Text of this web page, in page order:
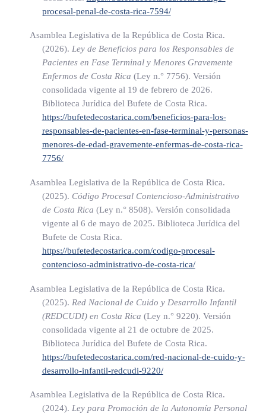
la Ley Hijos e hijas de la Patria, N° 10403 del 14 de mayo
del 2024)
l) Se destinará un cero coma setenta y ocho por ciento
(0,78%) al financiamiento, la construcción y el
equipamiento de la Torre de la Esperanza del Hospital de
Niños. Dichos fondos deberán ser utilizados,
exclusivamente, para el pago directo de las obras de
amortización, el pago de intereses y cualquier otro gasto
financiero y operacional que se genere como
consecuencia del financiamiento que se obtendrá para
construir y equipar la Torre de la Esperanza, para gastos
preoperativos y de preconstrucción, así como para los
gastos de fiscalización de la obra. Estos recursos se
girarán hasta que las obligaciones contraídas en relación
con dicho financiamiento, construcción y equipamiento
estén totalmente pagas.
Este fondo será entregado a la Caja Costarricense de Seguro
Social (CCSS), la cual lo administrará y destinará
íntegramente al fin indicado. Concluida la obra de acuerdo
estudios de equipamiento), pagas las obligaciones
procesal-penal-de-costa-rica-7594/
Asamblea Legislativa de la República de Costa Rica.
(2026). Ley de Beneficios para los Responsables de
Pacientes en Fase Terminal y Menores Gravemente
Enfermos de Costa Rica (Ley n.° 7756). Versión
consolidada vigente al 19 de febrero de 2026.
Biblioteca Jurídica del Bufete de Costa Rica.
https://bufetedecostarica.com/beneficios-para-los-
responsables-de-pacientes-en-fase-terminal-y-personas-
menores-de-edad-gravemente-enfermas-de-costa-rica-
7756/
Asamblea Legislativa de la República de Costa Rica.
(2025). Código Procesal Contencioso-Administrativo
de Costa Rica (Ley n.° 8508). Versión consolidada
vigente al 6 de mayo de 2025. Biblioteca Jurídica del
Bufete de Costa Rica.
https://bufetedecostarica.com/codigo-procesal-
contencioso-administrativo-de-costa-rica/
Asamblea Legislativa de la República de Costa Rica.
(2025). Red Nacional de Cuido y Desarrollo Infantil
(REDCUDI) en Costa Rica (Ley n.° 9220). Versión
consolidada vigente al 21 de octubre de 2025.
Biblioteca Jurídica del Bufete de Costa Rica.
https://bufetedecostarica.com/red-nacional-de-cuido-y-
desarrollo-infantil-redcudi-9220/
Asamblea Legislativa de la República de Costa Rica.
(2024). Ley para Promoción de la Autonomía Personal